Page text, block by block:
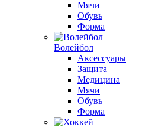
Мячи
Обувь
Форма
Волейбол
Аксессуары
Защита
Медицина
Мячи
Обувь
Форма